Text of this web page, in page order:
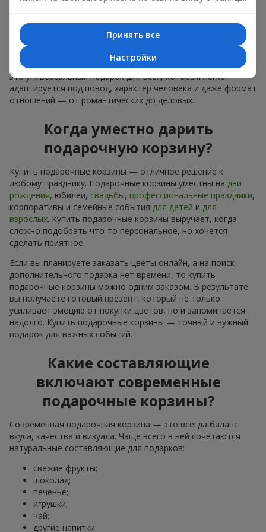
чтобы всё это оказалось в ваших руках.
Купить подарочные корзины — это не просто приобрести
банальную вещь. Сегодня купить подарочные корзины —
это универсальный подарок для всех, который легко
адаптируется под повод, характер человека и даже формат
отношений — от романтических до деловых.
Когда уместно дарить
подарочную корзину?
Купить подарочные корзины — отличное решение к
любому празднику. Подарочные корзины уместны на дни
рождения, юбилеи, свадьбы, профессиональные праздники,
корпоративы и семейные события для детей и для
взрослых. Купить подарочные корзины выручает, когда
сложно подобрать что-то персональное, но хочется
сделать приятное.
Если вы планируете заказать цветы онлайн, а на поиск
дополнительного подарка нет времени, то купить
подарочные корзины можно одним заказом. В результате
вы получаете готовый презент, который не только
усиливает эмоцию от покупки цветов, но и запоминается
надолго. Купить подарочные корзины — точный и нужный
подарок для важных событий.
Какие составляющие
включают современные
подарочные корзины?
Современная подарочная корзина — это всегда баланс
вкуса, качества и визуала. Чаще всего в ней сочетаются
натуральные составляющие для подарков:
свежие фрукты;
шоколад;
печенье;
игрушки;
чай;
другие напитки.
Принять все
Настройки